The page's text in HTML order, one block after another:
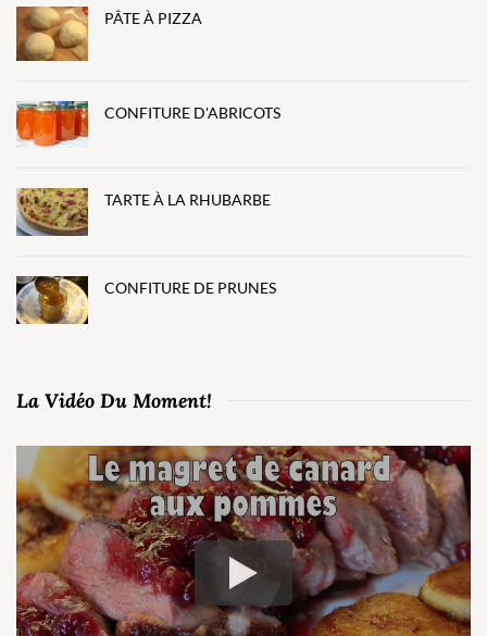
PÂTE À PIZZA
CONFITURE D'ABRICOTS
TARTE À LA RHUBARBE
CONFITURE DE PRUNES
La Vidéo Du Moment!